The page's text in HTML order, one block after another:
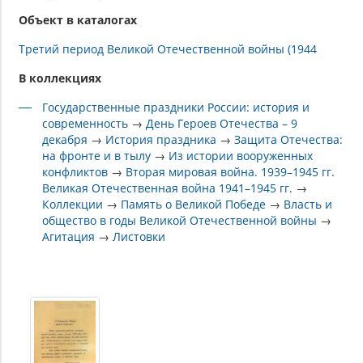
Объект в каталогах
Третий период Великой Отечественной войны (1944
В коллекциях
Государственные праздники России: история и
современность →День Героев Отечества – 9
декабря → История праздника →Защита Отечества:
на фронте и в тылу → Из истории вооруженных
конфликтов → Вторая мировая война. 1939–1945 гг.
Великая Отечественная война 1941–1945 гг. →
Коллекции → Память о Великой Победе → Власть и
общество в годы Великой Отечественной войны →
Агитация →Листовки